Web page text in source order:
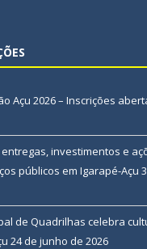
Açu 2026 – Inscrições
investimentos e
públicos em Igarapé-Açu
de Quadrilhas celebra
24 de junho de 2026